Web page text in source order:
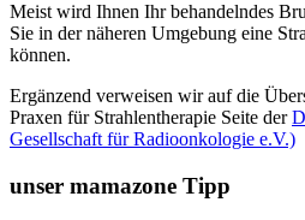
Meist wird Ihnen Ihr behandelndes
Sie in der näheren Umgebung eine
können.
Ergänzend verweisen wir auf die
Praxen für Strahlentherapie Seite der
Gesellschaft für Radioonkologie e.V.)
unser mamazone Tipp